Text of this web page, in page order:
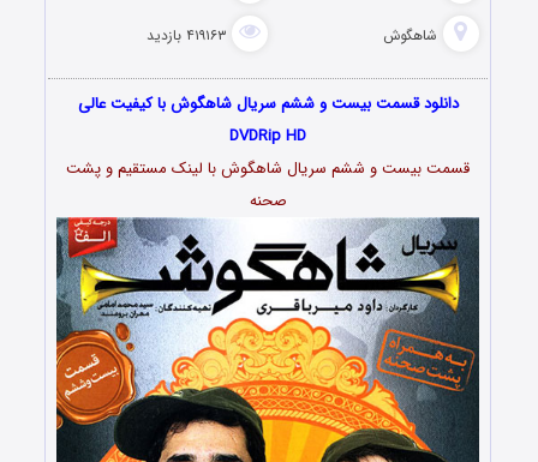
شاهگوش ۴۱۹۱۶۳ بازدید
دانلود قسمت بیست و ششم سریال شاهگوش با کیفیت عالی
DVDRip HD
قسمت بیست و ششم سریال شاهگوش با لینک مستقیم و پشت
صحنه